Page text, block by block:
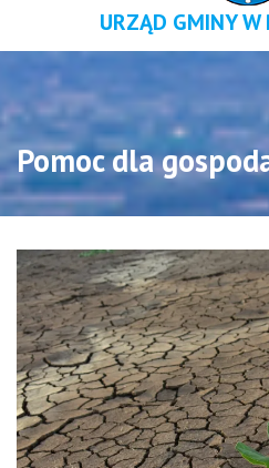
URZĄD GMINY W
Pomoc dla